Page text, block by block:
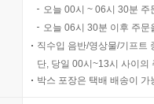
오늘 00시 ~ 06시 30분
오늘 06시 30분 이후 주
직수입 음반/영상물/기프트
단, 당일 00시~13시 사이의
박스 포장은 택배 배송이